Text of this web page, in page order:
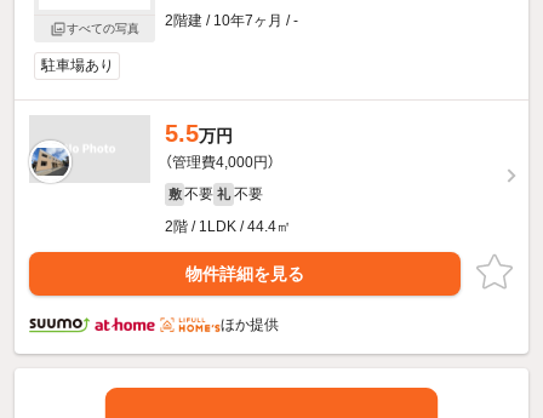
すべての写真
2階建 / 10年7ヶ月 / -
駐車場あり
5.5万円
（管理費4,000円）
敷 不要 礼 不要
2階 / 1LDK / 44.4㎡
物件詳細を見る
ほか提供